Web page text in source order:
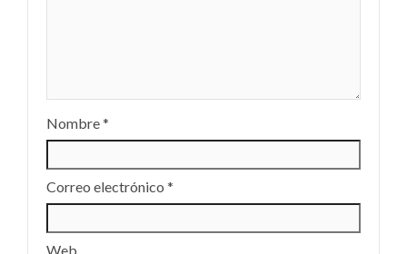
Nombre*
Correo electrónico *
Web